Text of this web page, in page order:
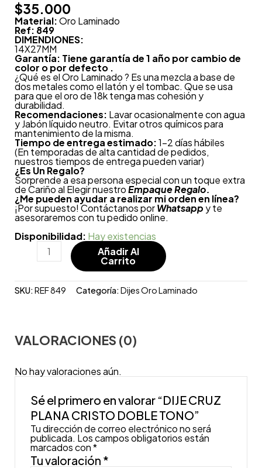
$35.000
Material:Oro Laminado
Ref: 849
DIMENDIONES:
14X27MM
Garantía: Tiene garantía de 1 año por cambio de
color o por defecto .
¿Qué es el Oro Laminado ? Es una mezcla a base de
dos metales como el latón y el tombac. Que se usa
para que el oro de 18k tenga mas cohesión y
durabilidad.
Recomendaciones: Lavar ocasionalmente con agua
y Jabón líquido neutro. Evitar otros químicos para
mantenimiento de la misma.
Tiempo de entrega estimado:1-2 días hábiles
(En temporadas de alta cantidad de pedidos,
nuestros tiempos de entrega pueden variar)
¿Es Un Regalo?
Sorprende a esa persona especial con un toque extra
de Cariño al Elegir nuestroEmpaque Regalo.
¿Me pueden ayudar a realizar mi orden en línea?
¡Por supuesto! Contáctanos porWhatsapp y te
asesoraremos con tu pedido online.
Disponibilidad: Hay existencias
Añadir Al
Carrito
SKU:REF 849 Categoría:Dijes Oro Laminado
VALORACIONES (0)
No hay valoraciones aún.
Sé el primero en valorar “DIJE CRUZ
PLANA CRISTO DOBLE TONO”
Tu dirección de correo electrónico no será
publicada. Los campos obligatorios están
marcados con*
Tu valoración *